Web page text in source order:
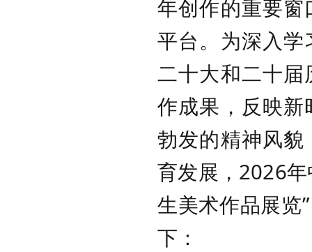
年创作的重要
平台。为深入
二十大和二十
作成果，反映
勃发的精神风
育发展，2026
生美术作品展览
下：